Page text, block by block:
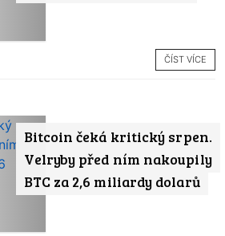
ČÍST VÍCE
Bitcoin čeká kritický srpen.
Velryby před ním nakoupily
BTC za 2,6 miliardy dolarů